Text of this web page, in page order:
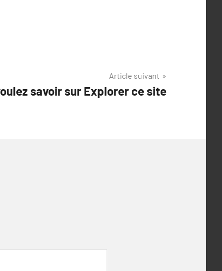
Article suivant
savoir sur Explorer ce site